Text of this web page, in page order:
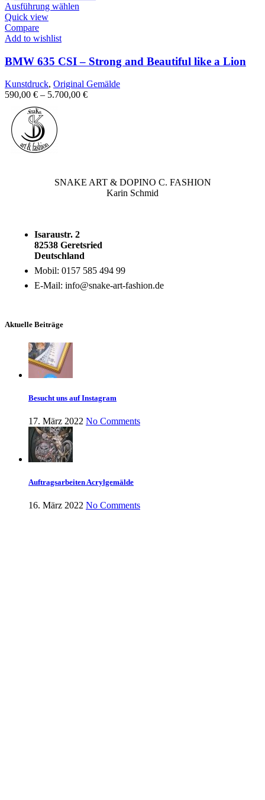
Ausführung wählen
Quick view
Compare
Add to wishlist
BMW 635 CSI – Strong and Beautiful like a Lion
Kunstdruck, Original Gemälde
590,00 € – 5.700,00 €
SNAKE ART & DOPINO C. FASHION
Karin Schmid
Isaraustr. 2
82538 Geretsried
Deutschland
Mobil: 0157 585 494 99
E-Mail: info@snake-art-fashion.de
Aktuelle Beiträge
Besucht uns auf Instagram
17. März 2022 No Comments
Auftragsarbeiten Acrylgemälde
16. März 2022 No Comments